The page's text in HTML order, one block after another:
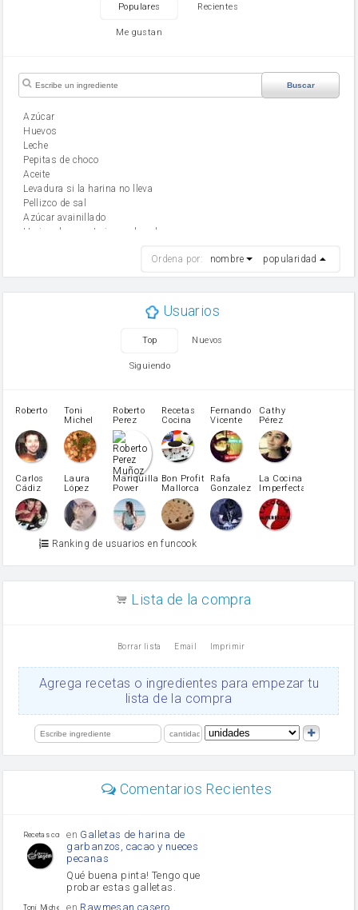
Populares Recientes
Me gustan
Buscar
Azúcar
huevos
leche
Pepitas de choco
aceite
Levadura si la harina no lleva
Pellizco de sal
Azúcar avainillado
Harina de reposteria con levadura
mantequilla
Opcional: Azúcar avainillado
patatas
pimiento rojo
Pimentón
pimiento verde
miel
vino blanco
Azúcar glass
Azúcar moreno
Zumo de limón
arroz
Ajos
Levadura
limón
Ordena por: nombre popularidad
Usuarios
Top Nuevos
Siguiendo
Roberto
Toni
Michel
Caubet
Roberto
Perez
Muñoz
Recetas
Cocina
Fernando
Vicente
Cathy
Pérez
Carlos
Cádiz
Laura
López
Martínez
Mariquilla
Power
Bon Profit
Mallorca
Rafa
Gonzalez
La Cocina
Imperfecta
Ranking de usuarios en funcook
Lista de la compra
Borrar lista Email Imprimir
Agrega recetas o ingredientes para empezar tu
lista de la compra
Comentarios Recientes
Recetas con sazon
en Galletas de harina de
garbanzos, cacao y nueces
pecanas
Qué buena pinta! Tengo que
probar estas galletas.
Toni Michel Caubet
en Rawmesan casero